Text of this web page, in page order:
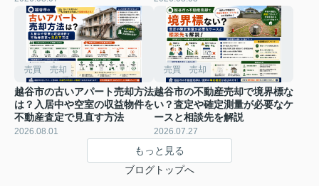
売買 売却
越谷市の古いアパート売却方法
は？入居中や空室の収益物件を
不動産査定で見直す方法
2026.08.01
売買 売却
越谷市の不動産売却で境界標な
い？査定や確定測量が必要なケ
ースと相談先を解説
2026.07.27
もっと見る
ブログトップへ